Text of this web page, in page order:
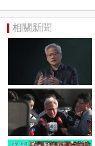
相關新聞